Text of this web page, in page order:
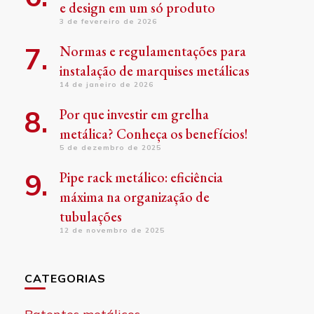
e design em um só produto
3 de fevereiro de 2026
Normas e regulamentações para
instalação de marquises metálicas
14 de janeiro de 2026
Por que investir em grelha
metálica? Conheça os benefícios!
5 de dezembro de 2025
Pipe rack metálico: eficiência
máxima na organização de
tubulações
12 de novembro de 2025
CATEGORIAS